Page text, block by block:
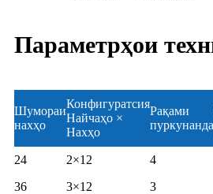
Параметрҳои
Шумораи
нахҳо
Конфигуратсия
Найчаҳо ×
Нахҳо
Рақами
пуркунанда
24
2×12 4
36
3×12 3